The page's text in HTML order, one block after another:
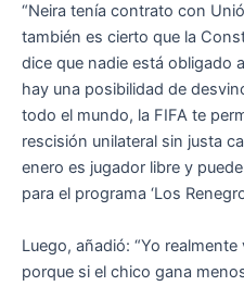
“Neira tenía contrato con
también es cierto que la
dice que nadie está obligado
hay una posibilidad de
todo el mundo, la FIFA te
rescisión unilateral sin justa
enero es jugador libre y
para el programa ‘Los
Luego, añadió: “Yo
porque si el chico gana